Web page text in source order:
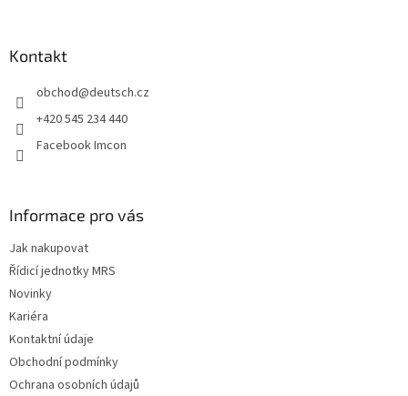
Kontakt
obchod@deutsch.cz
+420 545 234 440
Facebook Imcon
Informace pro vás
Jak nakupovat
Řídicí jednotky MRS
Novinky
Kariéra
Kontaktní údaje
Obchodní podmínky
Ochrana osobních údajů